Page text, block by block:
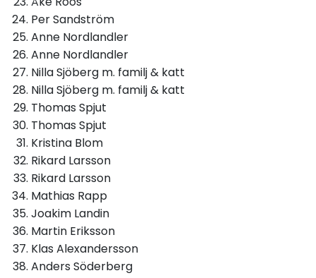
Per Sandström
Anne Nordlandler
Anne Nordlandler
Nilla Sjöberg m. familj & katt
Nilla Sjöberg m. familj & katt
Thomas Spjut
Thomas Spjut
Kristina Blom
Rikard Larsson
Rikard Larsson
Mathias Rapp
Joakim Landin
Martin Eriksson
Klas Alexandersson
Anders Söderberg